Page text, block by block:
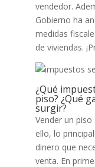
vendedor.
Gobierno ha
medidas
de viviendas.
¿Qué
piso? ¿Qué
surgir?
Vender un
ello, lo
dinero que
venta. En